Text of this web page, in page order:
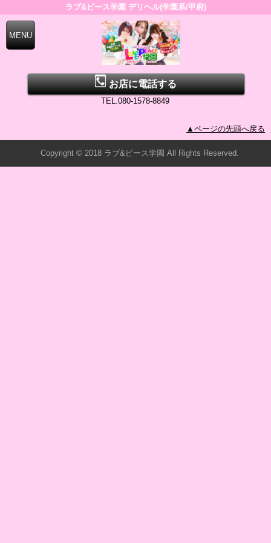
ラブ&ピース学園 デリヘル(学園系/甲府)
お店に電話する
TEL.080-1578-8849
▲ページの先頭へ戻る
Copyright © 2018 ラブ&ピース学園 All Rights Reserved.